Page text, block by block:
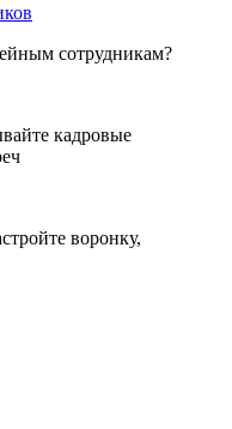
сотрудникам?
кадровые
воронку,